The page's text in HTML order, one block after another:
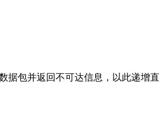
据包并返回不可达信息，以此递增